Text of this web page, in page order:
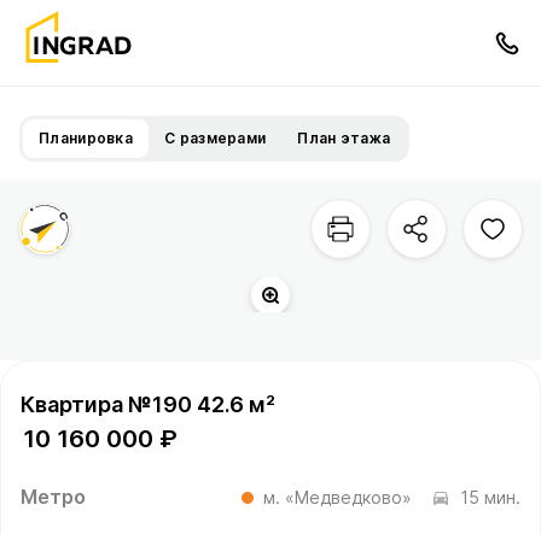
Планировка С размерами План этажа
Квартира №190 42.6 м²
10 160 000 ₽
Метро м. «Медведково» 15 мин.